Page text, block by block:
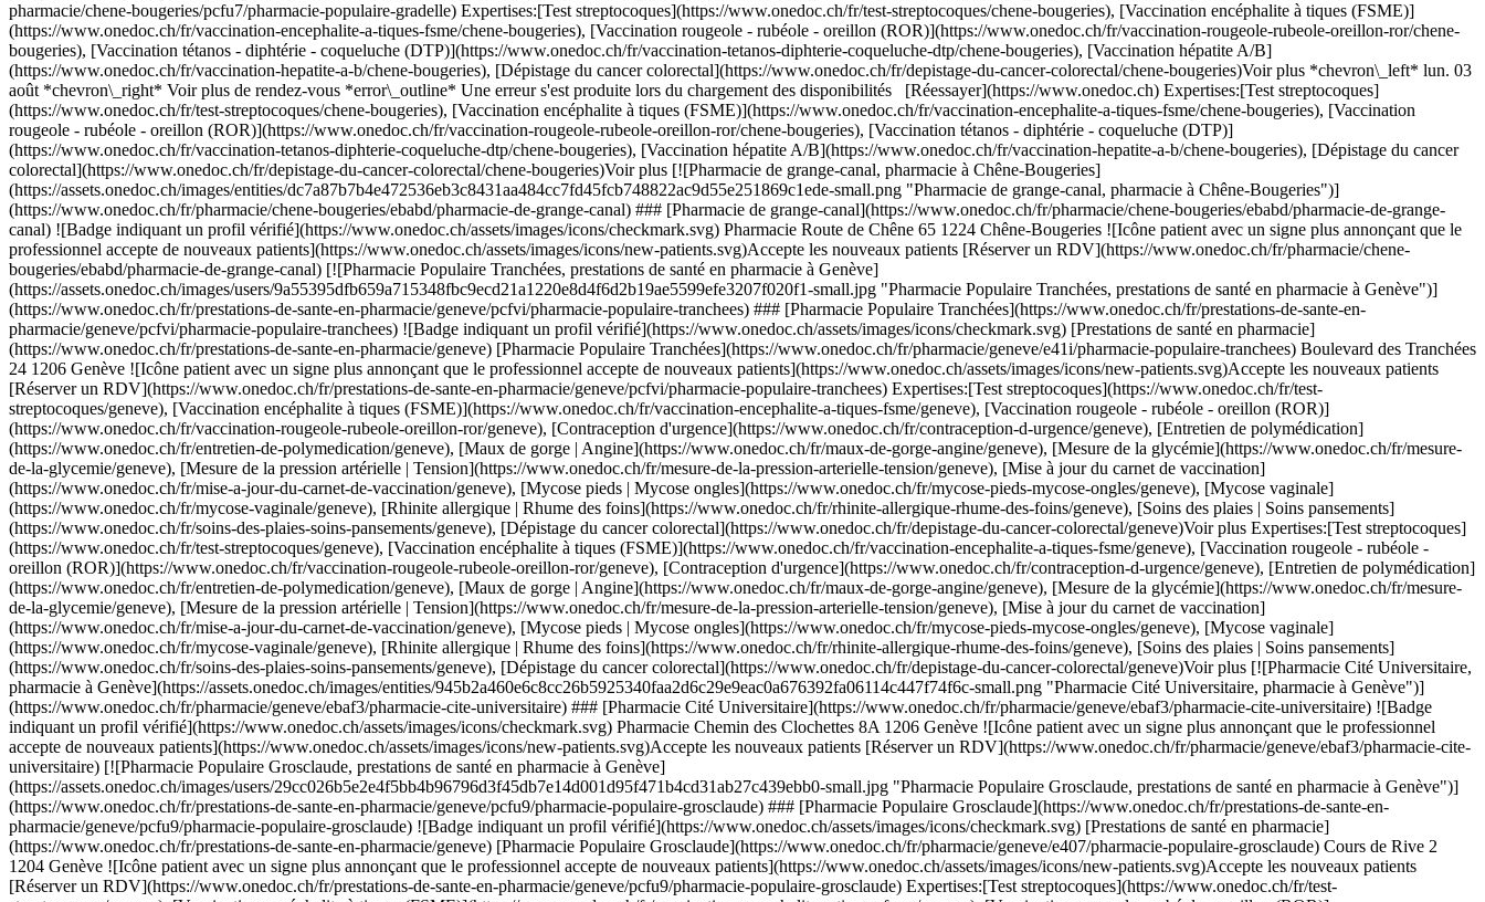
laire-grosclaude) ### [Pharmacie Populaire Grosclaude](https://www.onedoc.ch/fr/prestations-de-sante-en-pharmacie/geneve/pcfu9/pharmacie-populaire-grosclaude) ![Badge indiquant un profil vérifié](https://www.onedoc.ch/assets/images/icons/checkmark.svg) [Prestations de santé en pharmacie](https://www.onedoc.ch/fr/prestations-de-sante-en-pharmacie/geneve) [Pharmacie Populaire Grosclaude](https://www.onedoc.ch/fr/pharmacie/geneve/e407/pharmacie-populaire-grosclaude) Cours de Rive 2 1204 Genève ![Icône patient avec un signe plus annonçant que le professionnel accepte de nouveaux patients](https://www.onedoc.ch/assets/images/icons/new-patients.svg)Accepte les nouveaux patients [Réserver un RDV](https://www.onedoc.ch/fr/prestations-de-sante-en-pharmacie/geneve/pcfu9/pharmacie-populaire-grosclaude) Expertises:[Test streptocoques](https://www.onedoc.ch/fr/test-streptocoques/geneve), [Vaccination encéphalite à tiques (FSME)](https://www.onedoc.ch/fr/vaccination-encephalite-a-tiques-fsme/geneve), [Vaccination rougeole - rubéole - oreillon (ROR)](https://www.onedoc.ch/fr/vaccination-rougeole-rubeole-oreillon-ror/geneve), [Mesure de la glycémie](https://www.onedoc.ch/fr/mesure-de-la-glycemie/geneve)Voir plus Expertises:[Test streptocoques](https://www.onedoc.ch/fr/test-streptocoques/geneve), [Vaccination encéphalite à tiques (FSME)](https://www.onedoc.ch/fr/vaccination-encephalite-a-tiques-fsme/geneve), [Vaccination rougeole - rubéole - oreillon (ROR)](https://www.onedoc.ch/fr/vaccination-rougeole-rubeole-oreillon-ror/geneve), [Mesure de la glycémie](https://www.onedoc.ch/fr/mesure-de-la-glycemie/geneve)Voir plus [![Labor Team Genève - Centre de prélèvement Verdaine, laboratoire d'analyse à Genève](https://assets.onedoc.ch/images/entities/562c1d6fd8ee6748a55fdddc6dbd5fc2b6598ba694967b5bfdd5d08f86aaaef9-small.png "Labor Team Genève - Centre de prélèvement Verdaine, laboratoire d'analyse à Genève")](https://www.onedoc.ch/fr/laboratoire-d-analyse/geneve/ebcvz/labor-team-geneve-centre-de-prelevement-verdaine) ### [Labor Team Genève - Centre de prélèvement Verdaine](https://www.onedoc.ch/fr/laboratoire-d-analyse/geneve/ebcvz/labor-team-geneve-centre-de-prelevement-verdaine) ![Badge indiquant un profil vérifié](https://www.onedoc.ch/assets/images/icons/checkmark.svg) Laboratoire d'analyse Rue Verdaine 12 1204 Genève ![Icône patient avec un signe plus annonçant que le professionnel accepte de nouveaux patients](https://www.onedoc.ch/assets/images/icons/new-patients.svg)Accepte les nouveaux patients [Réserver un RDV](https://www.onedoc.ch/fr/laboratoire-d-analyse/geneve/ebcvz/labor-team-geneve-centre-de-prelevement-verdaine) [![Pharmacie Populaire Plainpalais, prestations de santé en pharmacie à Genève](https://assets.onedoc.ch/images/users/c9f4989608c036a0f0435e8cc59d2b6ab3bebed16fb0eb6e7c14eb6d203ddd23-small.jpg "Pharmacie Populaire Plainpalais, prestations de santé en pharmacie à Genève")](https://www.onedoc.ch/fr/prestations-de-sante-en-pharmacie/geneve/pcfvg/pharmacie-populaire-plainpalais) ### [Pharmacie Populaire Plainpalais](https://www.onedoc.ch/fr/prestations-de-sante-en-pharmacie/geneve/pcfvg/pharmacie-populaire-plainpalais) ![Badge indiquant un profil vérifié](https://www.onedoc.ch/assets/images/icons/checkmark.svg) [Prestations de santé en pharmacie](https://www.onedoc.ch/fr/prestations-de-sante-en-pharmacie/geneve) [Pharmacie Populaire Plainpalais](https://www.onedoc.ch/fr/pharmacie/geneve/e408/pharmacie-populaire-plainpalais) Rue de Carouge 55 1205 Genève ![Icône patient avec un signe plus annonçant que le professionnel accepte de nouveaux patients](https://www.onedoc.ch/assets/images/icons/new-patients.svg)Accepte les nouveaux patients [Réserver un RDV](https://www.onedoc.ch/fr/prestations-de-sante-en-pharmacie/geneve/pcfvg/pharmacie-populaire-plainpalais) Expertises:[Test streptocoques](https://www.onedoc.ch/fr/test-streptocoques/geneve), [Bas de compression](https://www.onedoc.ch/fr/bas-de-compression/geneve), [Contraception d'urgence](https://www.onedoc.ch/fr/contraception-d-urgence/geneve), [Dépistage du cancer colorectal](https://www.onedoc.ch/fr/depistage-du-cancer-colorectal/geneve), [Mesure de la pression artérielle | Tension](https://www.onedoc.ch/fr/mesure-de-la-pression-arterielle-tension/geneve), [Préparation magistrale en homéopathie](https://www.onedoc.ch/fr/preparation-magistrale-en-homeopathie/geneve), [Retrait de tique](https://www.onedoc.ch/fr/retrait-de-tique/geneve), [Vaccination encéphalite à tiques (FSME)](https://www.onedoc.ch/fr/vaccination-encephalite-a-tiques-fsme/geneve), [Mesure de la glycémie](https://www.onedoc.ch/fr/mesure-de-la-glycemie/geneve)Voir plus Expertises:[Test streptocoques](https://www.onedoc.ch/fr/test-streptocoques/geneve), [Bas de compression](https://www.onedoc.ch/fr/bas-de-compression/geneve), [Contraception d'urgence](https://www.onedoc.ch/fr/contraception-d-urgence/geneve), [Dépistage du cancer colorectal](https://www.onedoc.ch/fr/depistage-du-cancer-colorectal/geneve), [Mesure de la pression artérielle | Tension](https://www.onedoc.ch/fr/mesure-de-la-pression-arterielle-tension/geneve), [Préparation magistrale en homéopathie](https://www.onedoc.ch/fr/preparation-magistrale-en-homeopathie/geneve), [Retrait de tique](https://www.onedoc.ch/fr/retrait-de-tique/geneve), [Vaccination encéphalite à tiques (FSME)](https://www.onedoc.ch/fr/vaccination-encephalite-a-tiques-fsme/geneve), [Mesure de la glycémie](https://www.onedoc.ch/fr/mesure-de-la-glycemie/geneve)Voir plus [![Pharmacie Populaire Navigation, prestations de santé en pharmacie à Genève](https://assets.onedoc.ch/images/users/ca2a99b9ed898a3ec2ac0d6eaf6b644f337e27b5103f192439c786644e3a8f30-small.jpg "Pharmacie Populaire Navigation, prestations de santé en pharmacie à Genève")](https://www.onedoc.ch/fr/prestations-de-sante-en-pharmacie/geneve/pcfvc/pharmacie-populaire-navigation) ### [Pharmacie Populaire Navigation](https://www.onedoc.ch/fr/prestations-de-sante-en-pharmacie/geneve/pcfvc/pharmacie-populaire-navigation) ![Badge indiquant un profil vérifié](https://www.onedoc.ch/assets/images/icons/checkmark.svg) [Prestations de santé en pharmacie](https://www.onedoc.ch/fr/prestations-de-sante-en-pharmacie/geneve) [Pharmacie Populaire Navigation](https://www.onedoc.ch/fr/pharmacie/geneve/e409/pharmacie-populaire-navigation) Rue de la Navigation 1 1201 Genève ![Icône patient avec un signe plus annonçant que le professionnel accepte de nouveaux patients](https://www.onedoc.ch/assets/images/icons/new-patients.svg)Accepte les nouveaux patients [Réserver un RDV](https://www.onedoc.ch/fr/prestations-de-sante-en-pharmacie/geneve/pcfvc/pharmacie-populaire-navigation) Expertises:[Test streptocoques](https://www.onedoc.ch/fr/test-streptocoques/geneve), [Vaccination rougeole - rubéole - oreillon (ROR)](https://www.onedoc.ch/fr/vaccination-rougeole-rubeole-oreillon-ror/geneve), [Vaccination encéphalite à tiques (FSME)](https://www.onedoc.ch/fr/vaccination-encephalite-a-tiques-fsme/geneve), [Dépistage du cancer colorectal](https://www.onedoc.ch/fr/depistage-du-cancer-colorectal/geneve)Voir plus Expertises:[Test streptocoques](https://www.onedoc.ch/fr/test-streptocoques/geneve), [Vaccination rougeole - rubéole - oreillon (ROR)](https://www.onedoc.ch/fr/vaccination-rougeole-rubeole-oreillon-ror/geneve), [Vaccination encéphalite à tiques (FSME)](https://www.onedoc.ch/fr/vaccination-encephalite-a-tiques-fsme/geneve), [Dépistage du cancer colorectal](https://www.onedoc.ch/fr/depistage-du-cancer-colorectal/geneve)Voir plus [![Pharmacieplus du rond-point, centre de vaccination à Genève](https://assets.onedoc.ch/images/users/6428d5d33f9acefbc0be16077113e232c7321a821b32a2721fbf5fa032f9e5e0-small.png "Pharmacieplus du rond-point, centre de vaccination à Genève")](https://www.onedoc.ch/fr/centre-de-vaccination/geneve/pcacz/pharmacieplus-du-rond-point) ### [Pharmacieplus du rond-point](https://www.onedoc.ch/fr/centre-de-vaccination/geneve/pcacz/pharmacieplus-du-rond-point) ![Badge indiquant un profil vérifié](https://www.onedoc.ch/assets/images/icons/checkmark.svg) [Centre de vaccination](https://www.onedoc.ch/fr/centre-de-vaccination/geneve) [Pharmacieplus du Rond-Point](https://www.onedoc.ch/fr/pharmacie/geneve/e3in/pharmacieplus-du-rond-point) Rond-Point de Plainpalais 6 1205 Genève ![Icône patient avec un signe plus annonçant que le professionnel accepte de nouveaux patients](https://www.onedoc.ch/assets/images/icons/new-patients.svg)Accepte les nouveaux patients [Réserver un RDV](https://www.onedoc.ch/fr/centre-de-vaccination/geneve/pcacz/pharmacieplus-du-rond-point) Expertises:[Test streptocoques](https://www.onedoc.ch/fr/test-streptocoques/geneve), [Mesure du taux de fer | Ferritine](https://www.onedoc.ch/fr/mesure-du-taux-de-fer-ferritine/geneve), [Allergie | AllergoTest | Bilan allergologique](https://www.onedoc.ch/fr/allergie-allergotest-bilan-allergologique/geneve), [Mesure du cholestérol](https://www.onedoc.ch/fr/mesure-du-cholesterol/geneve), [Test de glycémie longue durée | HbA1c](https://www.onedoc.ch/fr/test-de-glycemie-longue-duree-hba1c/geneve), [Prévention cardio-vasculaire | CardioCheck | CardioTest](https://www.onedoc.ch/fr/prevention-cardio-vasculaire-cardiocheck-cardiotest/geneve), [Infection urinaire | Cystite](https://www.onedoc.ch/fr/infection-urinaire-cystite/geneve), [Conjonctivite](https://www.onedoc.ch/fr/conjonctivite/geneve), [Maux de gorge | Angine](https://www.onedoc.ch/fr/maux-de-gorge-angine/geneve), [Dépistage du cancer colorectal](https://www.onedoc.ch/fr/depistage-du-cancer-colorectal/geneve), [Mesure de la pression artérielle | Tension](https://www.onedoc.ch/fr/mesure-de-la-pression-arterielle-tension/geneve), [Retrait de tique](https://www.onedoc.ch/fr/retrait-de-tique/geneve), [Dépistage VIH | HIV](https://www.onedoc.ch/fr/depistage-vih-hiv/geneve), [Test sérologique Covid-19](https://www.onedoc.ch/fr/test-serologique-covid-19/geneve), [Mise à j